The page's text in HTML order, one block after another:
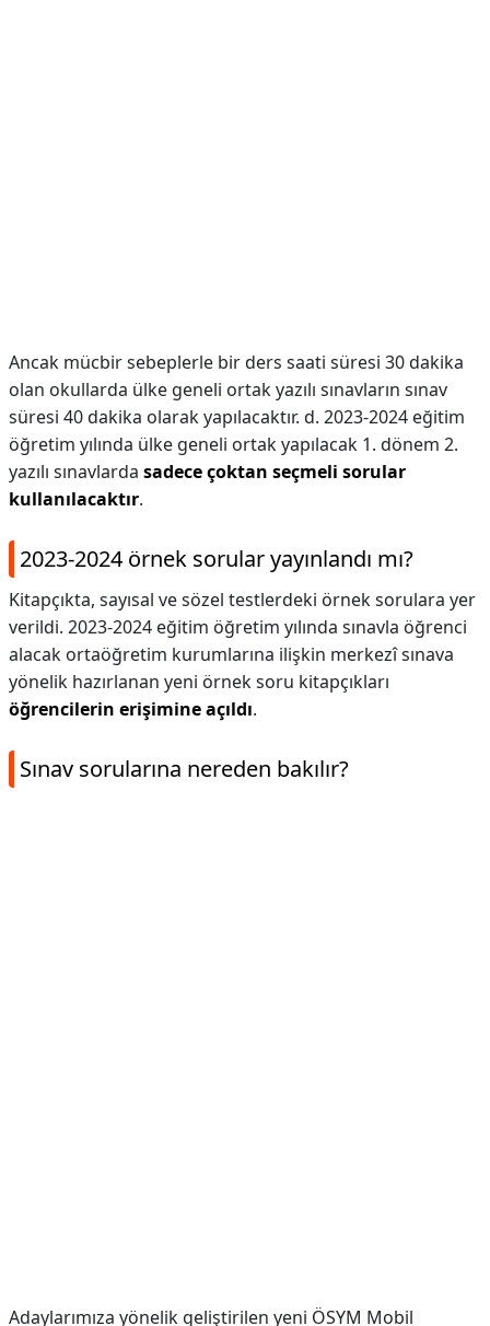
Ancak mücbir sebeplerle bir ders saati süresi 30 dakika
olan okullarda ülke geneli ortak yazılı sınavların sınav
süresi 40 dakika olarak yapılacaktır. d. 2023-2024 eğitim
öğretim yılında ülke geneli ortak yapılacak 1. dönem 2.
yazılı sınavlarda sadece çoktan seçmeli sorular
kullanılacaktır.
2023-2024 örnek sorular yayınlandı mı?
Kitapçıkta, sayısal ve sözel testlerdeki örnek sorulara yer
verildi. 2023-2024 eğitim öğretim yılında sınavla öğrenci
alacak ortaöğretim kurumlarına ilişkin merkezî sınava
yönelik hazırlanan yeni örnek soru kitapçıkları
öğrencilerin erişimine açıldı.
Sınav sorularına nereden bakılır?
Adaylarımıza yönelik geliştirilen yeni ÖSYM Mobil